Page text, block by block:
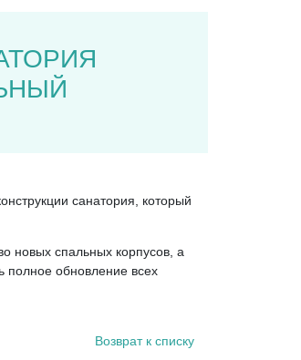
санатория, который
новых спальных корпусов, а
полное обновление всех
Возврат к списку